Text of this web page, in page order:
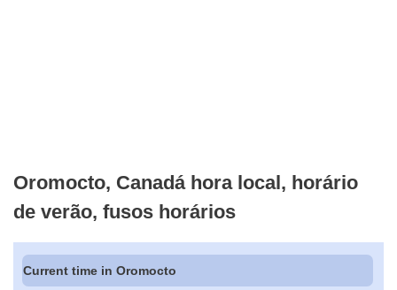
Oromocto, Canadá hora local, horário
de verão, fusos horários
Current time in Oromocto